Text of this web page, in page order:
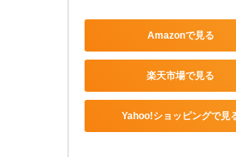
Amazonで見る
楽天市場で見る
Yahoo!ショッピングで見